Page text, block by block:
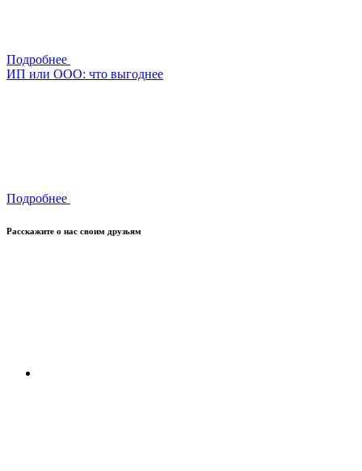
Подробнее
ИП или ООО: что выгоднее
Подробнее
Расскажите о нас своим друзьям